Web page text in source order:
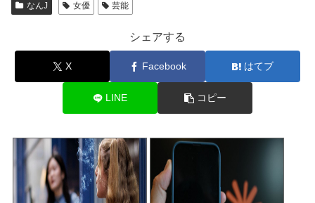
なんJ 女優 芸能
シェアする
X Facebook はてブ
LINE コピー